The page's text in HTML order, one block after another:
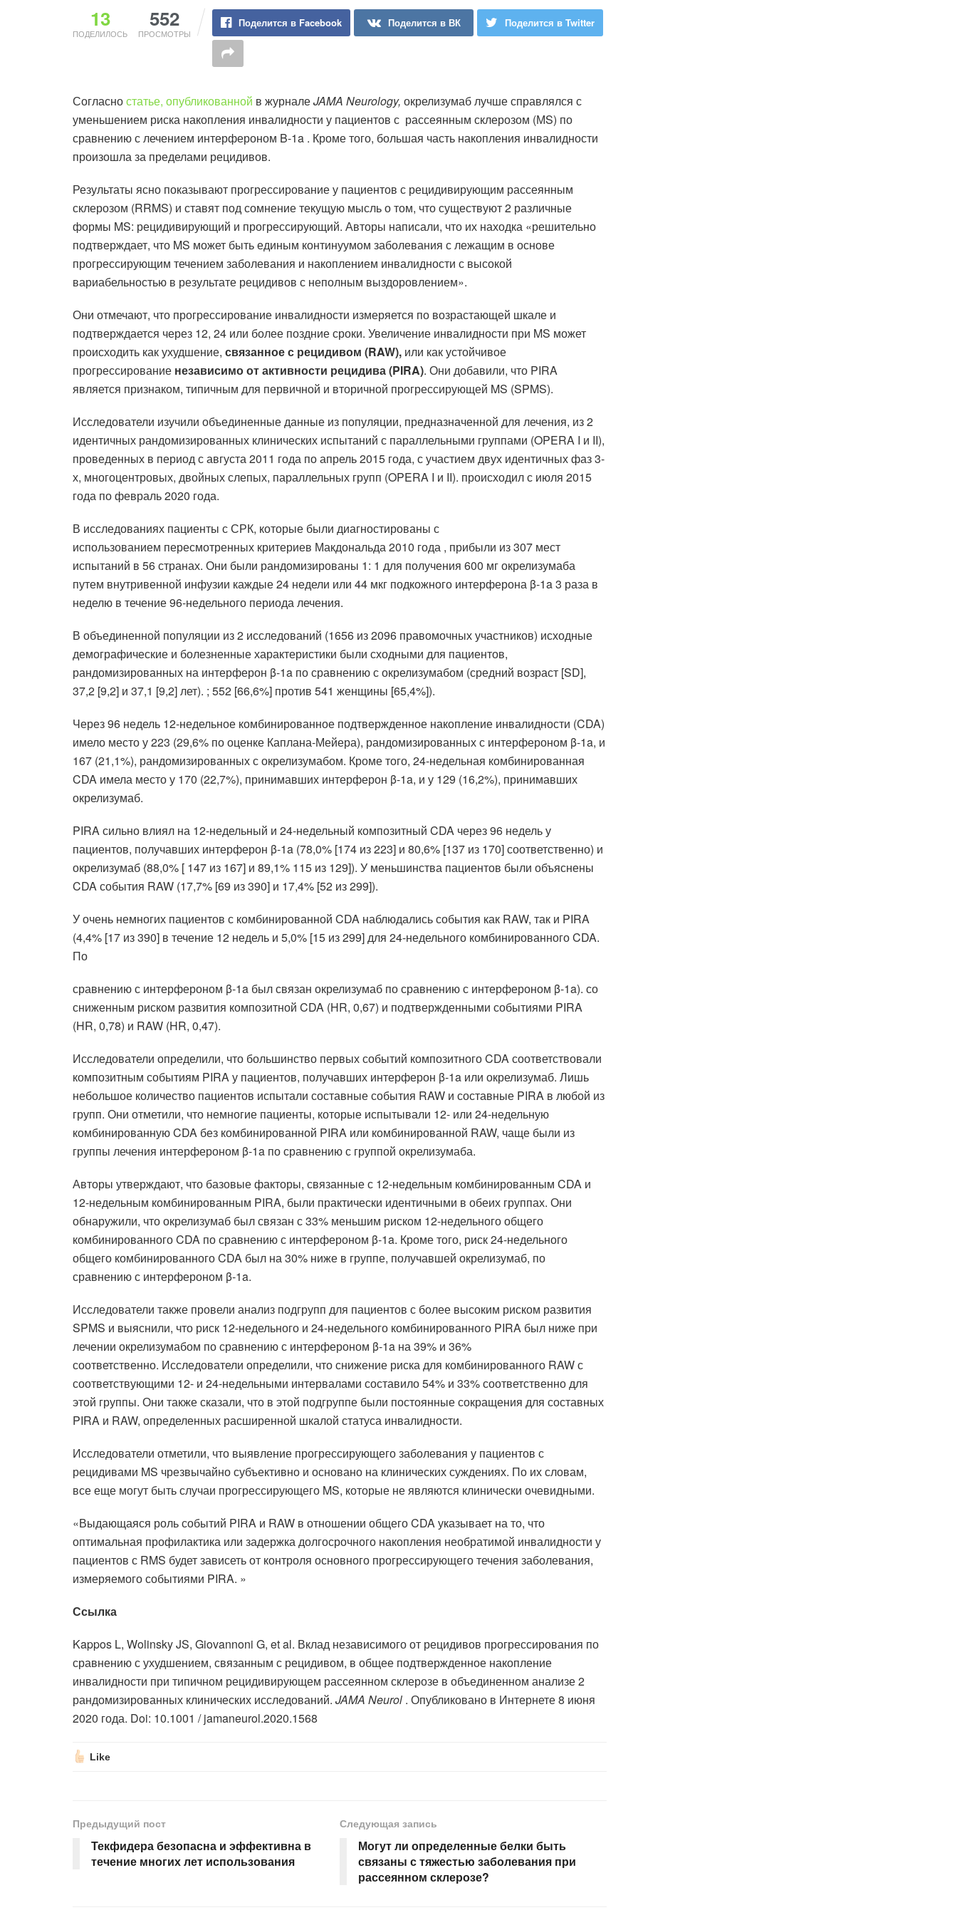
13
ПОДЕЛИЛОСЬ
552
ПРОСМОТРЫ
Поделится в Facebook Поделится в ВК Поделится в Twitter
Согласностатье, опубликованной в журналеJAMA Neurology, окрелизумаб лучше справлялся с
уменьшением риска накопления инвалидности у пациентов с рассеянным склерозом (МS) по
сравнению с лечением интерфероном B-1a . Кроме того, большая часть накопления инвалидности
произошла за пределами рецидивов.
Результаты ясно показывают прогрессирование у пациентов с рецидивирующим рассеянным
склерозом (RRMS) и ставят под сомнение текущую мысль о том, что существуют 2 различные
формы MS: рецидивирующий и прогрессирующий. Авторы написали, что их находка «решительно
подтверждает, что MS может быть единым континуумом заболевания с лежащим в основе
прогрессирующим течением заболевания и накоплением инвалидности с высокой
вариабельностью в результате рецидивов с неполным выздоровлением».
Они отмечают, что прогрессирование инвалидности измеряется по возрастающей шкале и
подтверждается через 12, 24 или более поздние сроки. Увеличение инвалидности при MS может
происходить как ухудшение, связанное с рецидивом (RAW), или как устойчивое
прогрессирование независимо от активности рецидива (PIRA). Они добавили, что PIRA
является признаком, типичным для первичной и вторичной прогрессирующей MS (SPMS).
Исследователи изучили объединенные данные из популяции, предназначенной для лечения, из 2
идентичных рандомизированных клинических испытаний с параллельными группами (OPERA I и II),
проведенных в период с августа 2011 года по апрель 2015 года, с участием двух идентичных фаз 3-
х, многоцентровых, двойных слепых, параллельных групп (OPERA I и II). происходил с июля 2015
года по февраль 2020 года.
В исследованиях пациенты с СРК, которые были диагностированы с
использованием пересмотренных критериев Макдональда 2010 года , прибыли из 307 мест
испытаний в 56 странах. Они были рандомизированы 1: 1 для получения 600 мг окрелизумаба
путем внутривенной инфузии каждые 24 недели или 44 мкг подкожного интерферона β-1a 3 раза в
неделю в течение 96-недельного периода лечения.
В объединенной популяции из 2 исследований (1656 из 2096 правомочных участников) исходные
демографические и болезненные характеристики были сходными для пациентов,
рандомизированных на интерферон β-1a по сравнению с окрелизумабом (средний возраст [SD],
37,2 [9,2] и 37,1 [9,2] лет). ; 552 [66,6%] против 541 женщины [65,4%]).
Через 96 недель 12-недельное комбинированное подтвержденное накопление инвалидности (CDA)
имело место у 223 (29,6% по оценке Каплана-Мейера), рандомизированных с интерфероном β-1a, и
167 (21,1%), рандомизированных с окрелизумабом. Кроме того, 24-недельная комбинированная
CDA имела место у 170 (22,7%), принимавших интерферон β-1a, и у 129 (16,2%), принимавших
окрелизумаб.
PIRA сильно влиял на 12-недельный и 24-недельный композитный CDA через 96 недель у
пациентов, получавших интерферон β-1a (78,0% [174 из 223] и 80,6% [137 из 170] соответственно) и
окрелизумаб (88,0% [ 147 из 167] и 89,1% 115 из 129]). У меньшинства пациентов были объяснены
CDA события RAW (17,7% [69 из 390] и 17,4% [52 из 299]).
У очень немногих пациентов с комбинированной CDA наблюдались события как RAW, так и PIRA
(4,4% [17 из 390] в течение 12 недель и 5,0% [15 из 299] для 24-недельного комбинированного CDA.
По
сравнению с интерфероном β-1a был связан окрелизумаб по сравнению с интерфероном β-1a). со
сниженным риском развития композитной CDA (HR, 0,67) и подтвержденными событиями PIRA
(HR, 0,78) и RAW (HR, 0,47).
Исследователи определили, что большинство первых событий композитного CDA соответствовали
композитным событиям PIRA у пациентов, получавших интерферон β-1a или окрелизумаб. Лишь
небольшое количество пациентов испытали составные события RAW и составные PIRA в любой из
групп. Они отметили, что немногие пациенты, которые испытывали 12- или 24-недельную
комбинированную CDA без комбинированной PIRA или комбинированной RAW, чаще были из
группы лечения интерфероном β-1a по сравнению с группой окрелизумаба.
Авторы утверждают, что базовые факторы, связанные с 12-недельным комбинированным CDA и
12-недельным комбинированным PIRA, были практически идентичными в обеих группах. Они
обнаружили, что окрелизумаб был связан с 33% меньшим риском 12-недельного общего
комбинированного CDA по сравнению с интерфероном β-1a. Кроме того, риск 24-недельного
общего комбинированного CDA был на 30% ниже в группе, получавшей окрелизумаб, по
сравнению с интерфероном β-1a.
Исследователи также провели анализ подгрупп для пациентов с более высоким риском развития
SPMS и выяснили, что риск 12-недельного и 24-недельного комбинированного PIRA был ниже при
лечении окрелизумабом по сравнению с интерфероном β-1a на 39% и 36%
соответственно. Исследователи определили, что снижение риска для комбинированного RAW с
соответствующими 12- и 24-недельными интервалами составило 54% ​​и 33% соответственно для
этой группы. Они также сказали, что в этой подгруппе были постоянные сокращения для составных
PIRA и RAW, определенных расширенной шкалой статуса инвалидности.
Исследователи отметили, что выявление прогрессирующего заболевания у пациентов с
рецидивами MS чрезвычайно субъективно и основано на клинических суждениях. По их словам,
все еще могут быть случаи прогрессирующего MS, которые не являются клинически очевидными.
«Выдающаяся роль событий PIRA и RAW в отношении общего CDA указывает на то, что
оптимальная профилактика или задержка долгосрочного накопления необратимой инвалидности у
пациентов с RMS будет зависеть от контроля основного прогрессирующего течения заболевания,
измеряемого событиями PIRA. »
Ссылка
Kappos L, Wolinsky JS, Giovannoni G, et al. Вклад независимого от рецидивов прогрессирования по
сравнению с ухудшением, связанным с рецидивом, в общее подтвержденное накопление
инвалидности при типичном рецидивирующем рассеянном склерозе в объединенном анализе 2
рандомизированных клинических исследований. JAMA Neurol . Опубликовано в Интернете 8 июня
2020 года. Doi: 10.1001 / jamaneurol.2020.1568
Like
Предыдущий пост
Текфидера безопасна и эффективна в
течение многих лет использования
Следующая запись
Могут ли определенные белки быть
связаны с тяжестью заболевания при
рассеянном склерозе?